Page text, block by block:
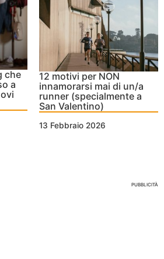
che
a
12 motivi per NON
innamorarsi mai di un/a
runner (specialmente a
San Valentino)
13 Febbraio 2026
PUBBLICITÀ